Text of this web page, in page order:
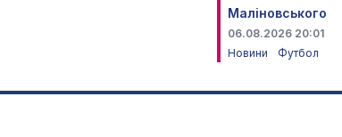
Маліновського
06.08.2026 20:01
Новини
Футбол